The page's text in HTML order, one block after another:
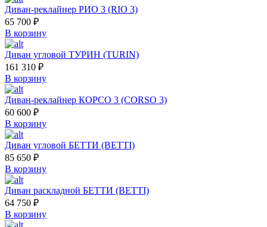
Диван-реклайнер РИО 3 (RIO 3)
65 700 ₽
В корзину
Диван угловой ТУРИН (TURIN)
161 310 ₽
В корзину
Диван-реклайнер КОРСО 3 (CORSO 3)
60 600 ₽
В корзину
Диван угловой БЕТТИ (BETTI)
85 650 ₽
В корзину
Диван раскладной БЕТТИ (BETTI)
64 750 ₽
В корзину